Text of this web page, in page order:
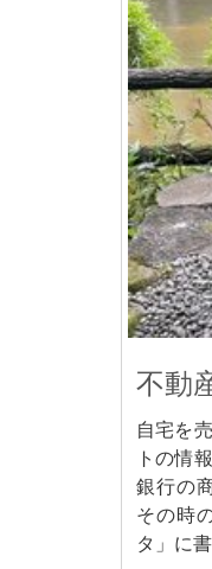
不動
自宅を
トの情
銀行の
その時
タ」に